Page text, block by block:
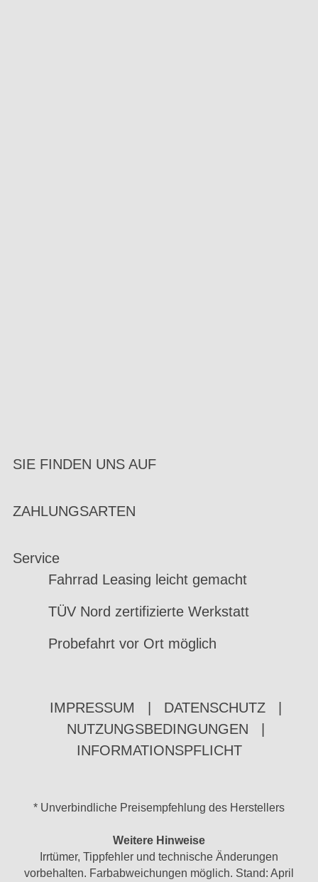
SIE FINDEN UNS AUF
ZAHLUNGSARTEN
Service
Fahrrad Leasing leicht gemacht
TÜV Nord zertifizierte Werkstatt
Probefahrt vor Ort möglich
IMPRESSUM DATENSCHUTZ
NUTZUNGSBEDINGUNGEN
INFORMATIONSPFLICHT
* Unverbindliche Preisempfehlung des Herstellers
Weitere Hinweise
Irrtümer, Tippfehler und technische Änderungen
vorbehalten. Farbabweichungen möglich. Stand: April